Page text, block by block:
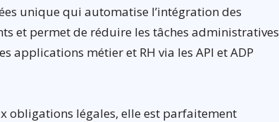
unique qui automatise l’intégration des
et permet de réduire les tâches administratives
applications métier et RH via les API et ADP
obligations légales, elle est parfaitement